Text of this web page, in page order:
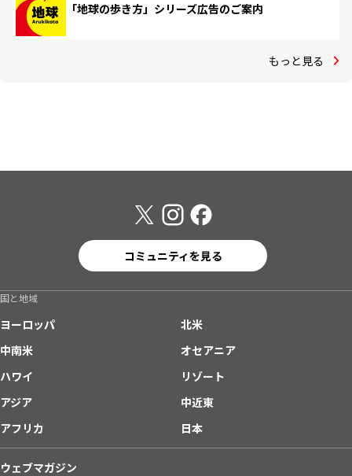
「地球の歩き方」シリーズ広告のご案内
もっと見る
コミュニティを見る
国と地域
ヨーロッパ
北米
中南米
オセアニア
ハワイ
リゾート
アジア
中近東
アフリカ
日本
ウェブマガジン